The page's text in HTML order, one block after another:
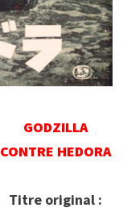
GODZILLA
CONTRE HEDORA
Titre original :